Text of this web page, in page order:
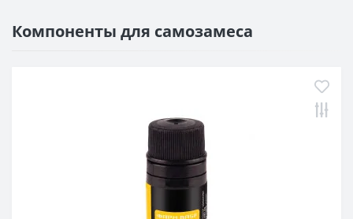
Компоненты для самозамеса